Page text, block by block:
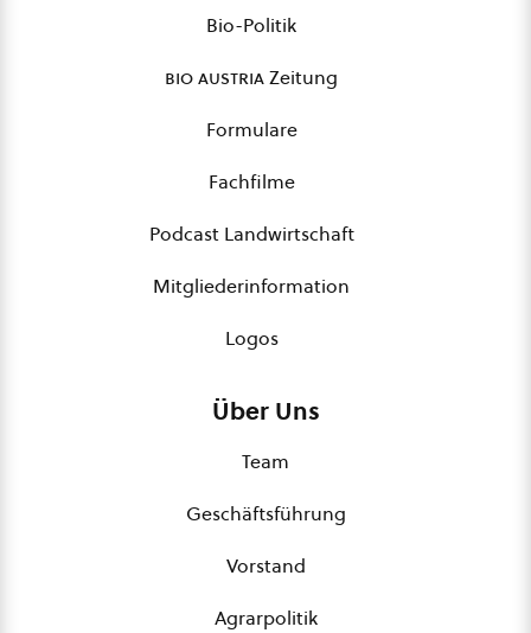
Bio-Politik
bio austriaZeitung
Formulare
Fachfilme
Podcast Landwirtschaft
Mitgliederinformation
Logos
Über Uns
Team
Geschäftsführung
Vorstand
Agrarpolitik